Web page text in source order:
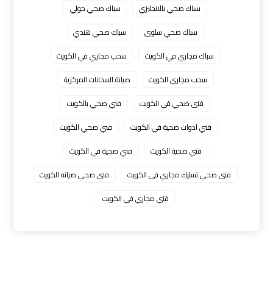
سباك صحي بالانجليزي
سباك صحي حولي
سباك صحي سلوى
سباك صحي هندي
سباك مجاري في الكويت
سحب مجاري في الكويت
سحب مجاري الكويت
صيانة السخانات المركزية
فنى صحي في الكويت
فني صحي بالكويت
فني ادوات صحية في الكويت
فني صحي الكويت
فني صحية الكويت
فني صحية في الكويت
فني صحي تسليك مجاري في الكويت
فني صحي صيانه الكويت
فني مجاري في الكويت